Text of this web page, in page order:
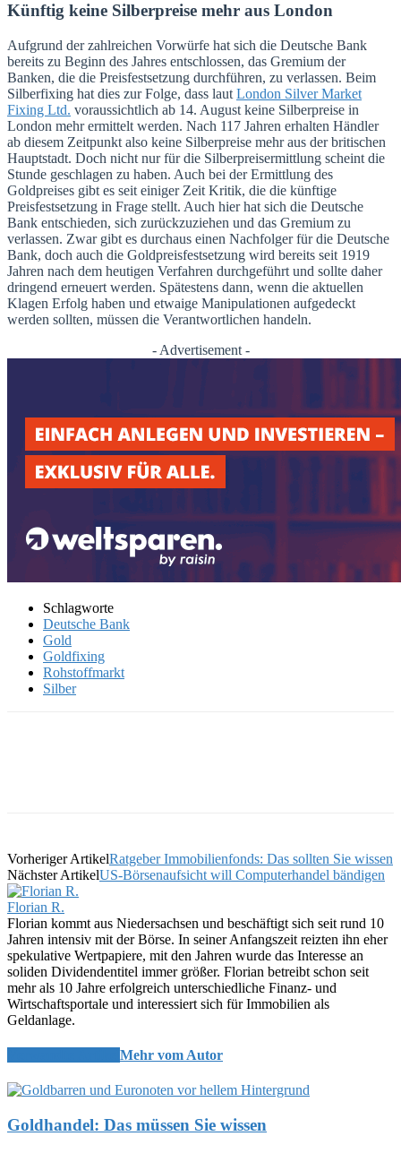
Künftig keine Silberpreise mehr aus London
Aufgrund der zahlreichen Vorwürfe hat sich die Deutsche Bank
bereits zu Beginn des Jahres entschlossen, das Gremium der
Banken, die die Preisfestsetzung durchführen, zu verlassen. Beim
Silberfixing hat dies zur Folge, dass laut London Silver Market
Fixing Ltd. voraussichtlich ab 14. August keine Silberpreise in
London mehr ermittelt werden. Nach 117 Jahren erhalten Händler
ab diesem Zeitpunkt also keine Silberpreise mehr aus der britischen
Hauptstadt. Doch nicht nur für die Silberpreisermittlung scheint die
Stunde geschlagen zu haben. Auch bei der Ermittlung des
Goldpreises gibt es seit einiger Zeit Kritik, die die künftige
Preisfestsetzung in Frage stellt. Auch hier hat sich die Deutsche
Bank entschieden, sich zurückzuziehen und das Gremium zu
verlassen. Zwar gibt es durchaus einen Nachfolger für die Deutsche
Bank, doch auch die Goldpreisfestsetzung wird bereits seit 1919
Jahren nach dem heutigen Verfahren durchgeführt und sollte daher
dringend erneuert werden. Spätestens dann, wenn die aktuellen
Klagen Erfolg haben und etwaige Manipulationen aufgedeckt
werden sollten, müssen die Verantwortlichen handeln.
- Advertisement -
Schlagworte
Deutsche Bank
Gold
Goldfixing
Rohstoffmarkt
Silber
Vorheriger ArtikelRatgeber Immobilienfonds: Das sollten Sie wissen
Nächster ArtikelUS-Börsenaufsicht will Computerhandel bändigen
Florian R.
Florian kommt aus Niedersachsen und beschäftigt sich seit rund 10
Jahren intensiv mit der Börse. In seiner Anfangszeit reizten ihn eher
spekulative Wertpapiere, mit den Jahren wurde das Interesse an
soliden Dividendentitel immer größer. Florian betreibt schon seit
mehr als 10 Jahre erfolgreich unterschiedliche Finanz- und
Wirtschaftsportale und interessiert sich für Immobilien als
Geldanlage.
Mehr vom Autor
Goldhandel: Das müssen Sie wissen